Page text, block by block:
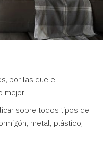
por las que el
mejor:
sobre todos tipos de
metal, plástico,